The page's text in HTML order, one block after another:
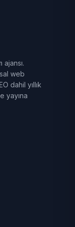
web
dahil yıllık
yayına